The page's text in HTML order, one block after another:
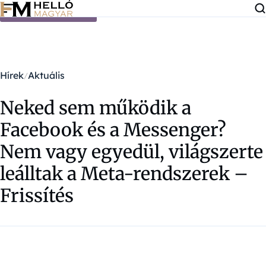
Ugrás a tartalomra
Hírek Aktuális
Neked sem működik a
Facebook és a Messenger?
Nem vagy egyedül, világszerte
leálltak a Meta-rendszerek –
Frissítés